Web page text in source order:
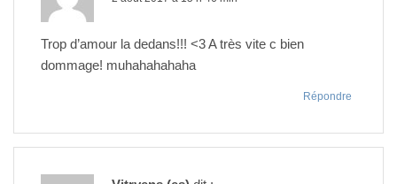
Trop d’amour la dedans!!! <3 A très vite c bien
dommage! muhahahahaha
Répondre